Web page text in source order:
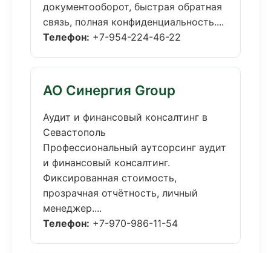
документооборот, быстрая обратная
связь, полная конфиденциальность....
Телефон: +7-954-224-46-22
АО Синергия Group
Аудит и финансовый консалтинг в
Севастополь
Профессиональный аутсорсинг аудит
и финансовый консалтинг.
Фиксированная стоимость,
прозрачная отчётность, личный
менеджер....
Телефон: +7-970-986-11-54